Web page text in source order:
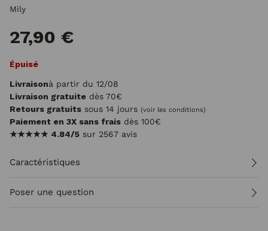
Mily
27,90 €
Épuisé
Livraisonà partir du 12/08
Livraison gratuite dès 70€
Retours gratuits sous 14 jours (voir les conditions)
Paiement en 3X sans frais dès 100€
★★★★★ 4.84/5 sur 2567 avis
Caractéristiques
Poser une question